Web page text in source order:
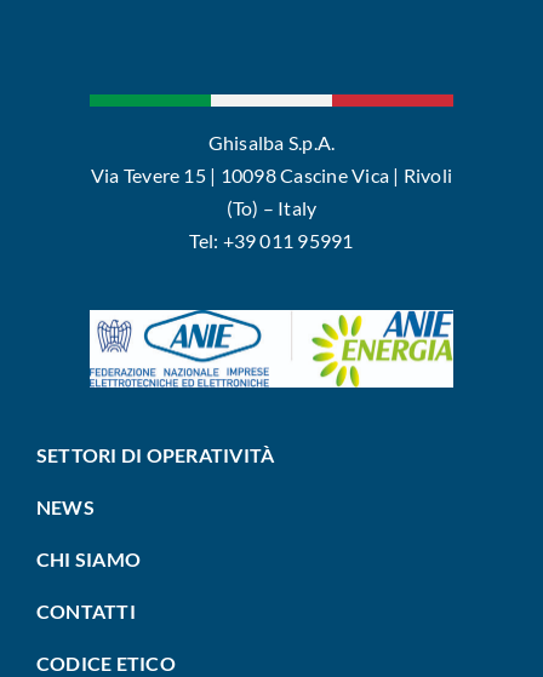
Ghisalba S.p.A.
Via Tevere 15 | 10098 Cascine Vica | Rivoli
(To) – Italy
Tel: +39 011 95991
SETTORI DI OPERATIVITÀ
NEWS
CHI SIAMO
CONTATTI
CODICE ETICO